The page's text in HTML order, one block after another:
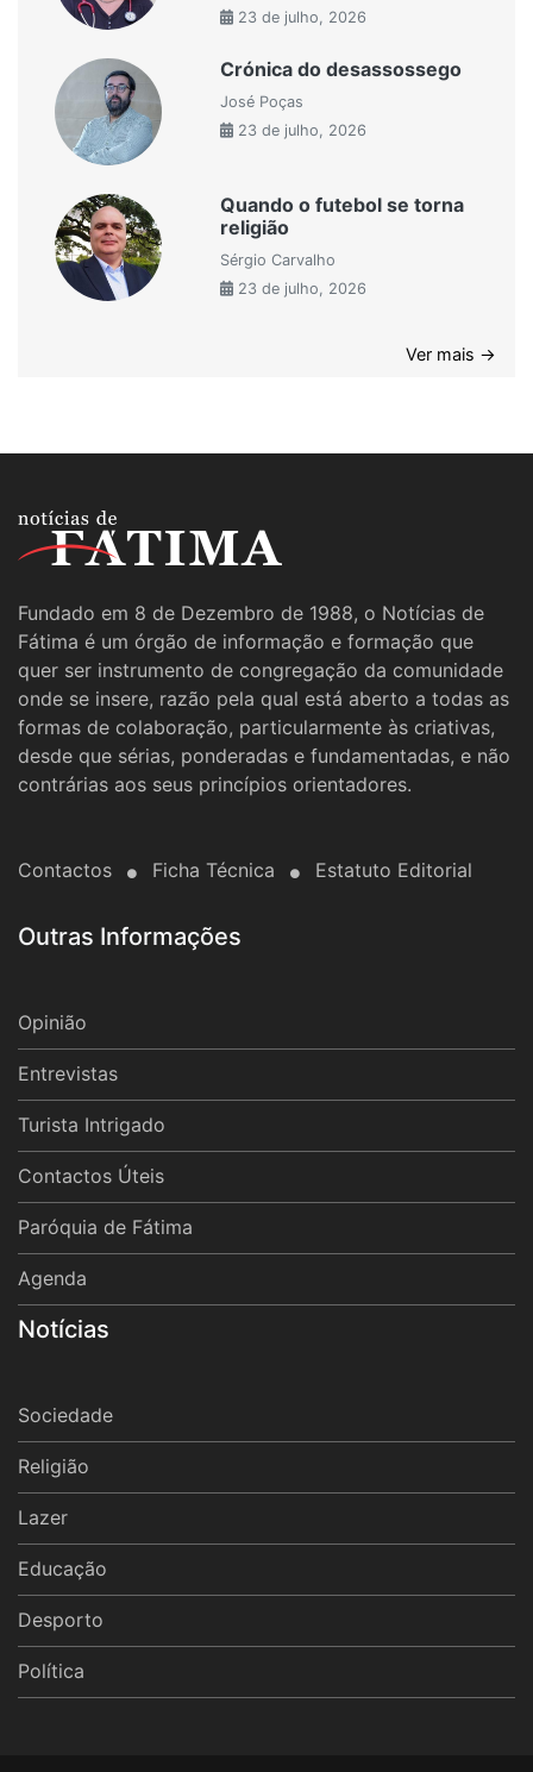
23 de julho, 2026
Crónica do desassossego
José Poças
23 de julho, 2026
Quando o futebol se torna
religião
Sérgio Carvalho
23 de julho, 2026
Ver mais →
Fundado em 8 de Dezembro de 1988, o Notícias de
Fátima é um órgão de informação e formação que
quer ser instrumento de congregação da comunidade
onde se insere, razão pela qual está aberto a todas as
formas de colaboração, particularmente às criativas,
desde que sérias, ponderadas e fundamentadas, e não
contrárias aos seus princípios orientadores.
Contactos Ficha Técnica Estatuto Editorial
Outras Informações
Opinião
Entrevistas
Turista Intrigado
Contactos Úteis
Paróquia de Fátima
Agenda
Notícias
Sociedade
Religião
Lazer
Educação
Desporto
Política